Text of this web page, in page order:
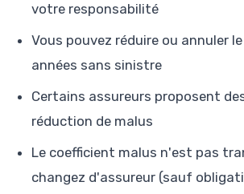
votre responsabilité
Vous pouvez réduire ou annuler
années sans sinistre
Certains assureurs proposent
réduction de malus
Le coefficient malus n'est pas
changez d'assureur (sauf